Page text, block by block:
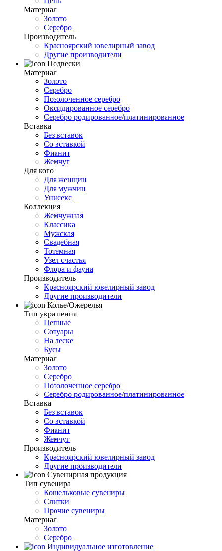
Материал
Золото
Серебро
Производитель
Красноярский ювелирный завод
Другие производители
Подвески
Материал
Золото
Серебро
Позолоченное серебро
Оксидированное серебро
Серебро родированное/платинированное
Вставка
Без вставок
Со вставкой
Фианит
Жемчуг
Для кого
Для женщин
Для мужчин
Унисекс
Коллекция
Жемчужная
Классика
Мужская
Свадебная
Тотемная
Узел счастья
Флора и фауна
Производитель
Красноярский ювелирный завод
Другие производители
Колье/Ожерелья
Тип украшения
Цепные
Сотуары
На леске
Бусы
Материал
Золото
Серебро
Позолоченное серебро
Серебро родированное/платинированное
Вставка
Без вставок
Со вставкой
Фианит
Жемчуг
Производитель
Красноярский ювелирный завод
Другие производители
Сувенирная продукция
Тип сувенира
Кошельковые сувениры
Слитки
Прочие сувениры
Материал
Золото
Серебро
Индивидуальное изготовление